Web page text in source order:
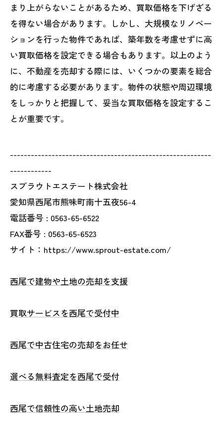
まり上がらないことがあるため、買取価格を下げざる
を得ない場合があります。しかし、大規模なリノベー
ションを行った物件であれば、築年数を考慮せずに高
い買取価格を設定できる場合もあります。以上のよう
に、不動産を売却する際には、いくつかの要素を総合
的に考慮する必要があります。物件の状態や周辺環境
をしっかりと把握して、妥当な買取価格を設定するこ
とが重要です。
----------------------------------------------------------
------------
スプラウトエステート株式会社
愛知県西尾市熊味町南十五夜56-4
電話番号 : 0563-65-6522
FAX番号 : 0563-65-6523
サイト：https://www.sprout-estate.com/
西尾で建物や土地の売却を支援
買取サービスを西尾で受付中
西尾で中古住宅の売却をお任せ
選べる無料査定を西尾で受付
西尾で信頼性の高い土地売却